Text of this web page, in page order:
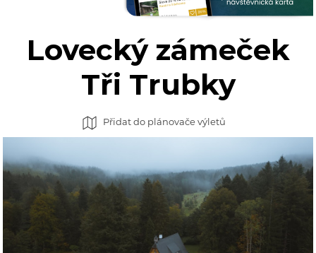
Lovecký zámeček
Tři Trubky
Přidat do plánovače výletů